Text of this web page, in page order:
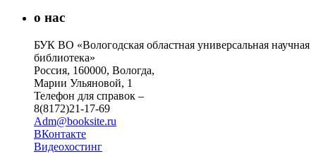
о нас
БУК ВО «Вологодская областная универсальная научная
библиотека»
Россия, 160000, Вологда,
Марии Ульяновой, 1
Телефон для справок –
8(8172)21-17-69
Adm@booksite.ru
ВКонтакте
Видеохостинг